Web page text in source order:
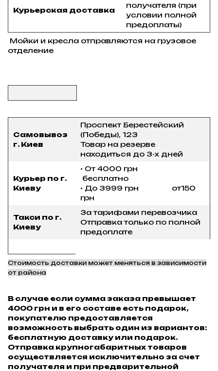
Курьерская доставка
получателя (при
условии полной
предоплаты)
Мойки и кресла отправляются на грузовое
отделение
Самовывоз
г. Киев
Проспект Берестейский
(Победы), 123
Товар на резерве
находиться до 3-х дней
Курьер по г.
Киеву
• От 4000 грн
бесплатно
• До 3999 грн от150
грн
Такси по г.
Киеву
За тарифами перевозчика
Отправка только по полной
предоплате
Стоимость доставки может меняться в зависимости
от района
В случае если сумма заказа превышает
4000 грн и в его составе есть подарок,
покупателю предоставляется
возможность выбрать один из вариантов:
бесплатную доставку или подарок.
Отправка крупногабаритных товаров
осуществляется исключительно за счет
получателя и при предварительной